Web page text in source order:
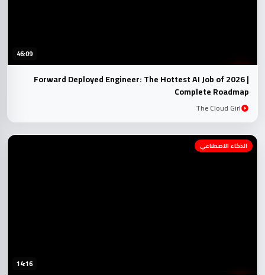
46:09
Forward Deployed Engineer: The Hottest AI Job of 2026 |
Complete Roadmap
The Cloud Girl
14:16
الذكاء الاصطناعي